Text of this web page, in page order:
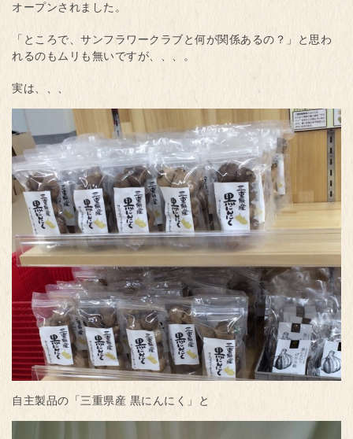
オープンされました。
「ところで、サンフラワークラブと何が関係あるの？」と思わ
れるのもムリも無いですが、、、。
実は、、、
自主製品の「三重県産 黒にんにく」と